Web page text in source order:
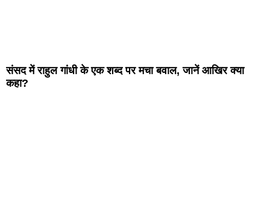
संसद में राहुल गांधी के एक शब्द पर मचा बवाल, जानें आखिर क्या
कहा?